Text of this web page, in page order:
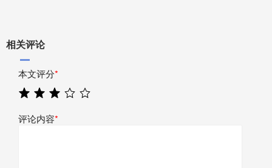
相关评论
本文评分*
评论内容*